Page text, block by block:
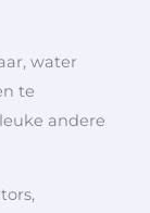
water
te
andere